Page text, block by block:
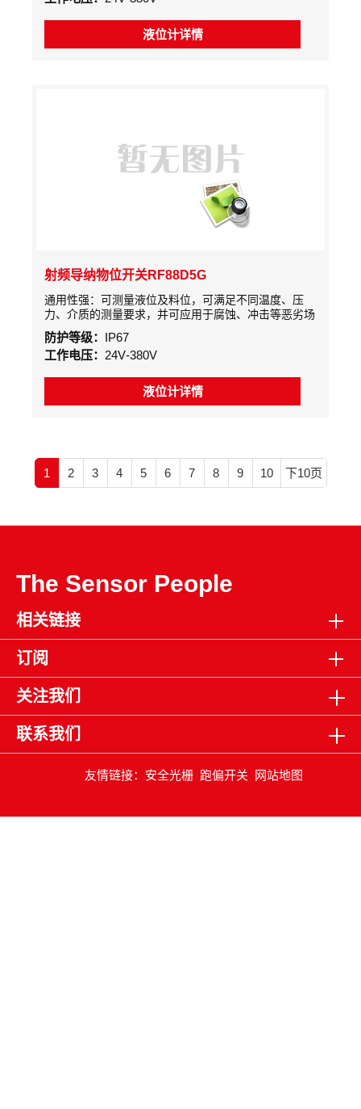
液位计详情
射频导纳物位开关RF88D5G
通用性强：可测量液位及料位，可满足不同温度、压
力、介质的测量要求，并可应用于腐蚀、冲击等恶劣场
合
防护等级： IP67
工作电压： 24V-380V
液位计详情
1 2 3 4 5 6 7 8 9 10 下10页
The Sensor People
相关链接
订阅
关注我们
联系我们
友情链接： 安全光栅 跑偏开关 网站地图